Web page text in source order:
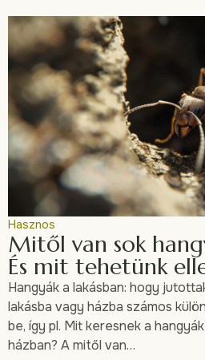
Hasznos
Mitől van sok
És mit tehetünk
Hangyák a lakásban: hogy
lakásba vagy házba számos
be, így pl. Mit keresnek a
házban? A mitől van…